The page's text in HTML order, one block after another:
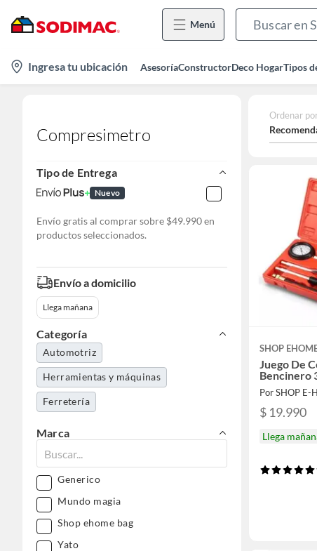
Menú
location-
icon
Ingresa tu ubicación AsesoríaConstructorDeco HogarTipos
Compresimetro
Tipo de Entrega
Nuevo
Envío gratis al comprar sobre $49.990 en
productos seleccionados.
Envío a domicilio
Llega mañana
Categoría
Automotriz
Herramientas y máquinas
Ferretería
Marca
Generico
Mundo magia
Shop ehome bag
Yato
Ordenar
SHOP
Juego De
Bencinero
Por SHOP E-
$ 19.990
Llega